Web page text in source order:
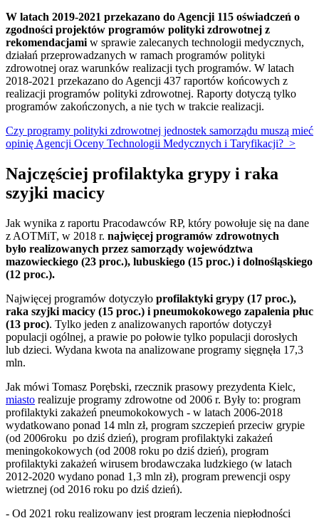
W latach 2019-2021 przekazano do Agencji 115 oświadczeń o
zgodności projektów programów polityki zdrowotnej z
rekomendacjami w sprawie zalecanych technologii medycznych,
działań przeprowadzanych w ramach programów polityki
zdrowotnej oraz warunków realizacji tych programów. W latach
2018-2021 przekazano do Agencji 437 raportów końcowych z
realizacji programów polityki zdrowotnej. Raporty dotyczą tylko
programów zakończonych, a nie tych w trakcie realizacji.
Czy programy polityki zdrowotnej jednostek samorządu muszą mieć
opinię Agencji Oceny Technologii Medycznych i Taryfikacji? >
Najczęściej profilaktyka grypy i raka
szyjki macicy
Jak wynika z raportu Pracodawców RP, który powołuje się na dane
z AOTMiT, w 2018 r. najwięcej programów zdrowotnych
było realizowanych przez samorządy województwa
mazowieckiego (23 proc.), lubuskiego (15 proc.) i dolnośląskiego
(12 proc.).
Najwięcej programów dotyczyło profilaktyki grypy (17 proc.),
raka szyjki macicy (15 proc.) i pneumokokowego zapalenia płuc
(13 proc). Tylko jeden z analizowanych raportów dotyczył
populacji ogólnej, a prawie po połowie tylko populacji dorosłych
lub dzieci. Wydana kwota na analizowane programy sięgnęła 17,3
mln.
Jak mówi Tomasz Porębski, rzecznik prasowy prezydenta Kielc,
miasto realizuje programy zdrowotne od 2006 r. Były to: program
profilaktyki zakażeń pneumokokowych - w latach 2006-2018
wydatkowano ponad 14 mln zł, program szczepień przeciw grypie
(od 2006roku po dziś dzień), program profilaktyki zakażeń
meningokokowych (od 2008 roku po dziś dzień), program
profilaktyki zakażeń wirusem brodawczaka ludzkiego (w latach
2012-2020 wydano ponad 1,3 mln zł), program prewencji ospy
wietrznej (od 2016 roku po dziś dzień).
- Od 2021 roku realizowany jest program leczenia niepłodności